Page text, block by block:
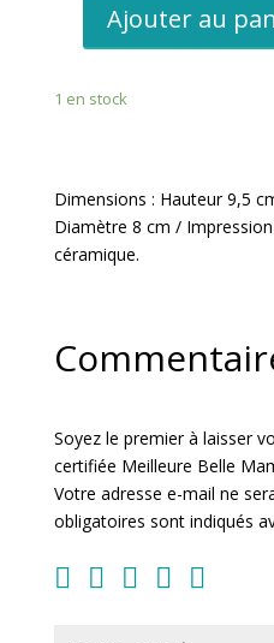
quantité
Mug
Belle
Maman
Ajouter au
1 en stock
Dimensions : Hauteur 9,5
Diamètre 8 cm /
céramique.
Soyez le premier à laisser
certifiée Meilleure Belle
Votre adresse e-mail ne
obligatoires sont indiqués